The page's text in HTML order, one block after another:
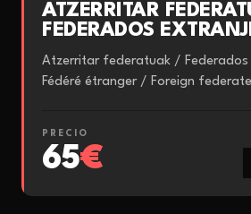
ATZERRITAR
FEDERADOS
Atzerritar federatuak /
Fédéré étranger / Foreign
PRECIO
65€